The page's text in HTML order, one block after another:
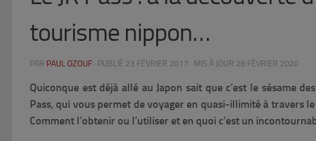
tourisme nippon…
PAR PAUL OZOUF · PUBLIÉ 23 FÉVRIER 2017 · MIS À JOUR 28 FÉVRIER 2020
Quiconque est déjà allé au Japon sait que c’est le sésame
Pass, qui vous permet de voyager en quasi-illimité à travers
Comment l’obtenir ou l’utiliser et en quoi c’est un